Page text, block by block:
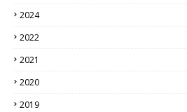
2024
2022
2021
2020
2019